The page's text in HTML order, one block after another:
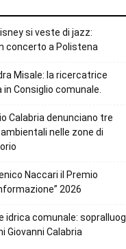
si veste di jazz:
concerto a Polistena
Misale: la ricercatrice
Consiglio comunale.
Calabria denunciano tre
nelle zone di
Naccari il Premio
2026
idrica comunale:
Giovanni Calabria